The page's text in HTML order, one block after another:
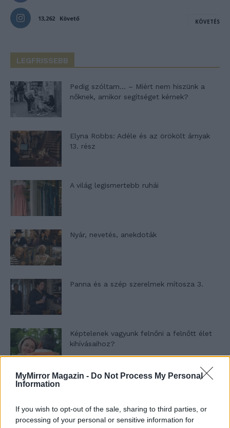
MyMirror Magazin - Do Not Process My Personal
Information
If you wish to opt-out of the sale, sharing to third parties, or
processing of your personal or sensitive information for
13,262 Követő KÖVETÉS
LEGFRISSEBB
Pedig szóltam… – Miért nem hiszünk a
nőknek, amikor segítséget kérnek?
Elyna Robbs: Adéle és az örökölt árnyak
13. rész
A világ legismertebb ruhái
Nyár, nevetés, anekdoták
Panna és a szép szerelmek mítosza 3.
Képtelenek vagyunk felnőni a felnőtt élet
kihívásaihoz?
Altatógázos rablások Olaszországban